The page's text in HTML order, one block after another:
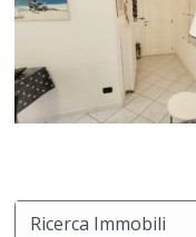
Ricerca Immobili